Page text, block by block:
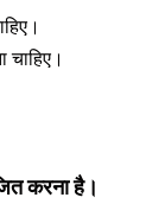
चाहिए।
करना है।